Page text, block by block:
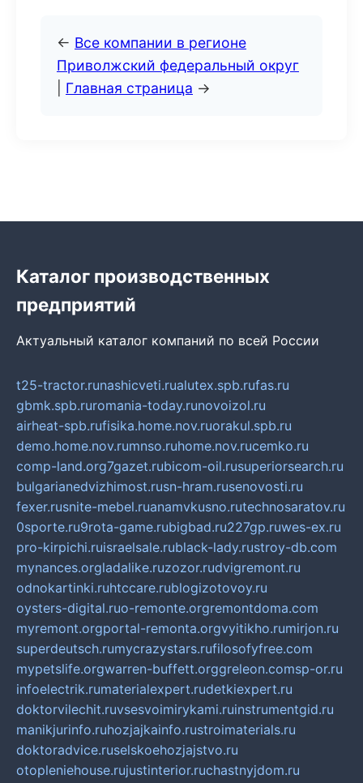
← Все компании в регионе
Приволжский федеральный округ
Главная страница →
Каталог производственных
предприятий
Актуальный каталог компаний по всей России
t25-tractor.runashicveti.rualutex.spb.rufas.ru
gbmk.spb.ruromania-today.runovoizol.ru
airheat-spb.rufisika.home.nov.ruorakul.spb.ru
demo.home.nov.rumnso.ruhome.nov.rucemko.ru
comp-land.org7gazet.rubicom-oil.rusuperiorsearch.ru
bulgarianedvizhimost.rusn-hram.rusenovosti.ru
fexer.rusnite-mebel.ruanamvkusno.rutechnosaratov.ru
0sporte.ru9rota-game.rubigbad.ru227gp.ruwes-ex.ru
pro-kirpichi.ruisraelsale.rublack-lady.rustroy-db.com
mynances.orgladalike.ruzozor.rudvigremont.ru
odnokartinki.ruhtccare.rublogizotovoy.ru
oysters-digital.ruo-remonte.orgremontdoma.com
myremont.orgportal-remonta.orgvyitikho.rumirjon.ru
superdeutsch.rumycrazystars.rufilosofyfree.com
mypetslife.orgwarren-buffett.orggreleon.comsp-or.ru
infoelectrik.rumaterialexpert.rudetkiexpert.ru
doktorvilechit.ruvsesvoimirykami.ruinstrumentgid.ru
manikjurinfo.ruhozjajkainfo.rustroimaterials.ru
doktoradvice.ruselskoehozjajstvo.ru
otopleniehouse.rujustinterior.ruchastnyjdom.ru